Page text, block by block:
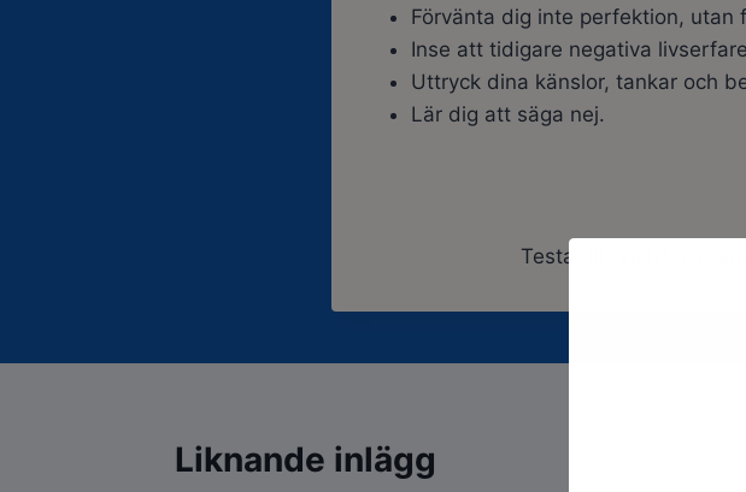
Förvänta dig inte perfektion, utan
Inse att tidigare negativa
Uttryck dina känslor, tankar och
Lär dig att säga nej.
Testa ditt
Liknande inlägg